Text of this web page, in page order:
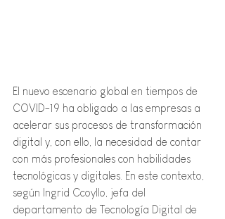
El nuevo escenario global en tiempos de
COVID-19 ha obligado a las empresas a
acelerar sus procesos de transformación
digital y, con ello, la necesidad de contar
con más profesionales con habilidades
tecnológicas y digitales. En este contexto,
según Ingrid Ccoyllo, jefa del
departamento de Tecnología Digital de